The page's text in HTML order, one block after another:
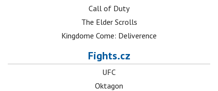
Call of Duty
The Elder Scrolls
Kingdome Come: Deliverence
Fights.cz
UFC
Oktagon